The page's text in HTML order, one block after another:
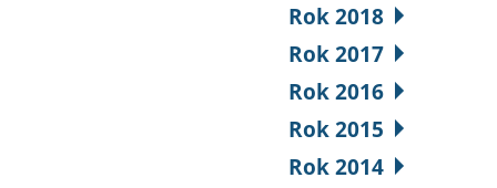
Rok 2018
Rok 2017
Rok 2016
Rok 2015
Rok 2014